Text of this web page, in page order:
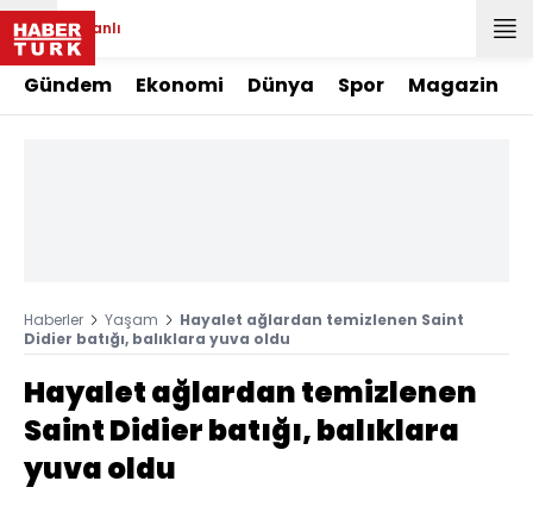
Canlı
Gündem Ekonomi Dünya Spor Magazin
Haberler Yaşam
Hayalet ağlardan temizlenen Saint
Didier batığı, balıklara yuva oldu
Hayalet ağlardan temizlenen
Saint Didier batığı, balıklara
yuva oldu